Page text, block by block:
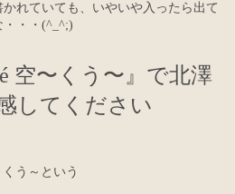
かれていても、いやいや入ったら出て
・・・(^_^;)
空〜くう〜』で北澤
してください
う～という